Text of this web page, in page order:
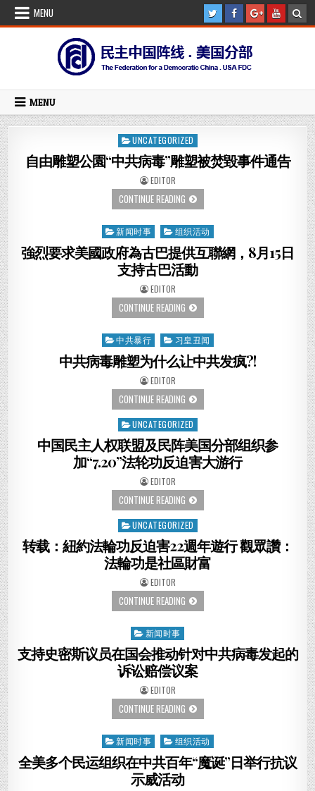
Skip
MENU
MENU
Posted
in
UNCATEGORIZED
自由雕塑公園“中共病毒”雕塑被焚毀事件通告
AUTHOR:
EDITOR
CONTINUE READING自
由
塑
公
園“中
共
病
毒”雕
塑
焚
毀
事
通
告
Posted
in
新闻时事 组织活动
強烈要求美國政府為古巴提供互聯網，8月15日
支持古巴活動
AUTHOR:
EDITOR
CONTINUE READING強
烈
求
美
國
政
府
古
巴
提
供
互
聯
網，
8
月
15
支
持
古
巴
活
動
Posted
in
中共暴行 习皇丑闻
中共病毒雕塑为什么让中共发疯?!
AUTHOR:
EDITOR
CONTINUE READING中
共
病
毒
雕
塑
为
什
么
中
共
发
疯?!
Posted
in
UNCATEGORIZED
中国民主人权联盟及民阵美国分部组织参
加“7.20”法轮功反迫害大游行
AUTHOR:
EDITOR
CONTINUE READING中
国
民
主
人
权
联
盟
及
阵
美
国
织
参
加“7.20”法
轮
功
迫
害
大
行
Posted
in
UNCATEGORIZED
转载：紐約法輪功反迫害22週年遊行 觀眾讚：
法輪功是社區財富
AUTHOR:
EDITOR
CONTINUE READING转
载：
輪
功
反
迫
害
週
年
遊
觀
眾
讚：
法
輪
功
Posted
in
新闻时事
支持史密斯议员在国会推动针对中共病毒发起的
诉讼赔偿议案
AUTHOR:
EDITOR
CONTINUE READING支
持
密
斯
议
员
在
国
Posted
in
新闻时事 组织活动
全美多个民运组织在中共百年“魔诞”日举行抗议
示威活动